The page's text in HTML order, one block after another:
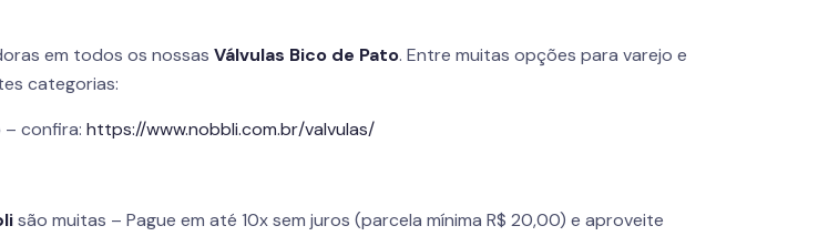
em todos os nossasVálvulas Bico de Pato. Entre muitas opções para varejo e
categorias:
– confira:https://www.nobbli.com.br/valvulas/
são muitas – Pague em até 10x sem juros (parcela mínima R$ 20,00) e aproveite